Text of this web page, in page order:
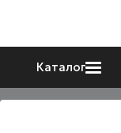
Каталог